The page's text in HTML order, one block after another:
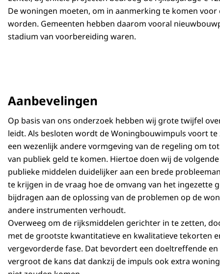
De woningen moeten, om in aanmerking te komen
worden. Gemeenten hebben daarom vooral
stadium van voorbereiding waren.
Aanbevelingen
Op basis van ons onderzoek hebben wij grote twijfel
leidt. Als besloten wordt de Woningbouwimpuls voort
een wezenlijk andere vormgeving van de regeling om
van publiek geld te komen. Hiertoe doen wij de
publieke middelen duidelijker aan een brede
te krijgen in de vraag hoe de omvang van het ingezette
bijdragen aan de oplossing van de problemen op de
andere instrumenten verhoudt.
Overweeg om de rijksmiddelen gerichter in te zetten,
met de grootste kwantitatieve en kwalitatieve tekorten
vergevorderde fase. Dat bevordert een doeltreffende
vergroot de kans dat dankzij de impuls ook extra